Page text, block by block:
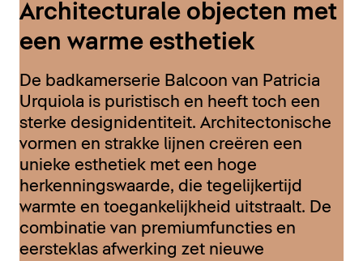
Architecturale objecten met
een warme esthetiek
De badkamerserie Balcoon van Patricia
Urquiola is puristisch en heeft toch een
sterke designidentiteit. Architectonische
vormen en strakke lijnen creëren een
unieke esthetiek met een hoge
herkenningswaarde, die tegelijkertijd
warmte en toegankelijkheid uitstraalt. De
combinatie van premiumfuncties en
eersteklas afwerking zet nieuwe